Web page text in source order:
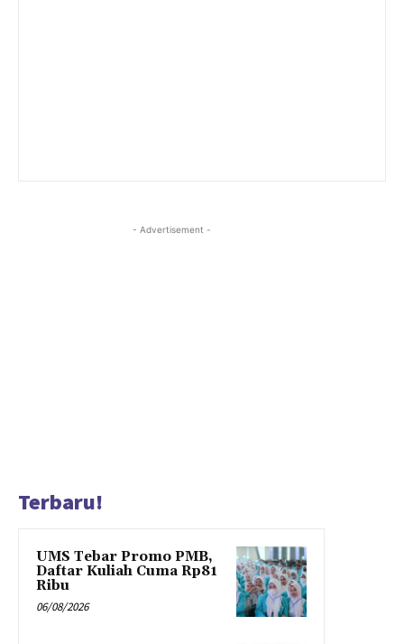
- Advertisement -
Terbaru!
UMS Tebar Promo PMB,
Daftar Kuliah Cuma Rp81
Ribu
06/08/2026